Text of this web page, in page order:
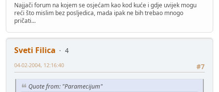
Najjači forum na kojem se osjećam kao kod kuće i gdje uvijek mogu
reći što mislim bez posljedica, mada ipak ne bih trebao mnogo
pričati...
Sveti Filica
4
#7
04-02-2004, 12:16:40
Quote from: "Paramecijum"